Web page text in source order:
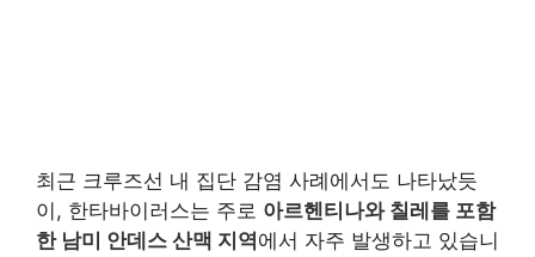
최근 크루즈선 내 집단 감염 사례에서도 나타났듯
이, 한타바이러스는 주로 아르헨티나와 칠레를 포함
한 남미 안데스 산맥 지역에서 자주 발생하고 있습니